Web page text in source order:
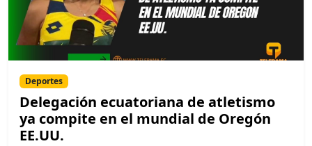
Deportes
Delegación ecuatoriana de atletismo
ya compite en el mundial de Oregón
EE.UU.